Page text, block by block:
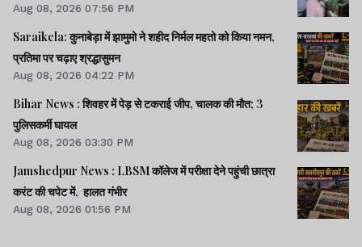
Aug 08, 2026 07:56 PM
Saraikela: कुनाबेड़ा में झामुमो ने शहीद निर्मल महतो को किया नमन,
प्रतिमा पर चढ़ाए श्रद्धासुमन
Aug 08, 2026 04:22 PM
Bihar News : शिवहर में पेड़ से टकराई जीप, चालक की मौत; 3
पुलिसकर्मी घायल
Aug 08, 2026 03:30 PM
Jamshedpur News : LBSM कॉलेज में परीक्षा देने पहुंची छात्रा
करंट की चपेट में, हालत गंभीर
Aug 08, 2026 01:56 PM